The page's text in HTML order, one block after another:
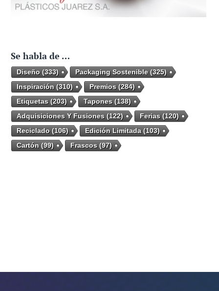
Se habla de …
Diseño (333) Packaging Sostenible(325)
Inspiración (310) Premios(284)
Etiquetas(203) Tapones(138)
Adquisiciones Y Fusiones(122) Ferias(120)
Reciclado (106) Edición Limitada (103)
Cartón (99) Frascos(97)